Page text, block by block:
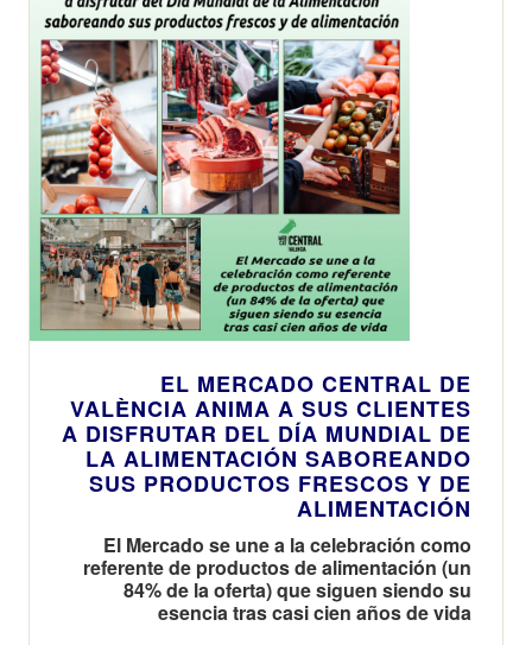
una de las
150 tarjetas
regalo que
utilizar hasta
EL MERCADO CENTRAL DE
VALÈNCIA ANIMA A SUS CLIENTES
A DISFRUTAR DEL DÍA MUNDIAL DE
LA ALIMENTACIÓN SABOREANDO
SUS PRODUCTOS FRESCOS Y DE
ALIMENTACIÓN
El Mercado se une a la celebración como
referente de productos de alimentación (un
84% de la oferta) que siguen siendo su
esencia tras casi cien años de vida